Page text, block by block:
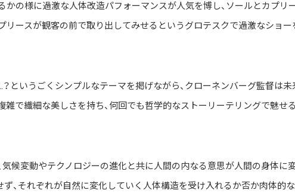
の様に過激な人体改造パフォーマンスが人気を博し、ソールとカプリ
リースが観客の前で取り出してみせるというグロテスクで過激なショー
というごくシンプルなテーマを掲げながら、クローネンバーグ監督は未
で繊細な美しさを持ち、何回でも哲学的なストーリーテリングで魅せ
候変動やテクノロジーの進化と共に人間の内なる意思が人間の身体に
、それぞれが自然に変化していく人体構造を受け入れるか否か肉体的